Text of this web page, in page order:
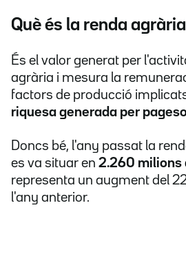
Què és la renda
És el valor generat per
agrària i mesura la
factors de producció
riquesa generada per
Doncs bé, l'any passat la
es va situar en 2.260 milions
representa un augment del
l'any anterior.